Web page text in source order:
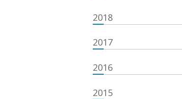
2018
2017
2016
2015